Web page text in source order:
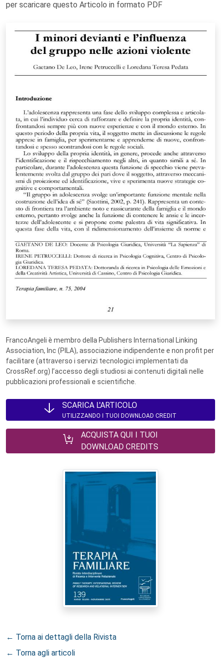
per scaricare questo Articolo in formato PDF
FrancoAngeli è membro della Publishers International Linking
Association, Inc (PILA), associazione indipendente e non profit per
facilitare (attraverso i servizi tecnologici implementati da
CrossRef.org) l’accesso degli studiosi ai contenuti digitali nelle
pubblicazioni professionali e scientifiche.
SCARICA L'ARTICOLO
UTILIZZANDO I TUOI DOWNLOAD CREDIT
ACQUISTA QUI I TUOI
DOWNLOAD CREDITS
← Torna ai dettagli della Rivista
← Torna agli articoli